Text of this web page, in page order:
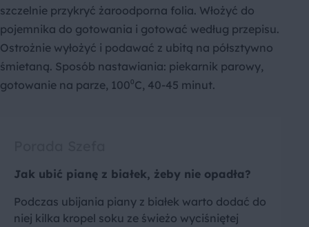
szczelnie przykryć żaroodporna folia. Włożyć do
pojemnika do gotowania i gotować według przepisu.
Ostrożnie wyłożyć i podawać z ubitą na półsztywno
śmietaną. Sposób nastawiania: piekarnik parowy,
gotowanie na parze, 100⁰C, 40-45 minut.
Jak ubić pianę z białek, żeby nie opadła?
Podczas ubijania piany z białek warto dodać do
niej kilka kropel soku ze świeżo wyciśniętej